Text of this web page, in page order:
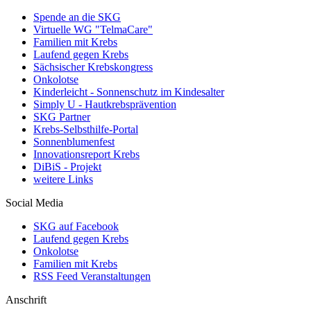
Spende an die SKG
Virtuelle WG "TelmaCare"
Familien mit Krebs
Laufend gegen Krebs
Sächsischer Krebskongress
Onkolotse
Kinderleicht - Sonnenschutz im Kindesalter
Simply U - Hautkrebsprävention
SKG Partner
Krebs-Selbsthilfe-Portal
Sonnenblumenfest
Innovationsreport Krebs
DiBiS - Projekt
weitere Links
Social Media
SKG auf Facebook
Laufend gegen Krebs
Onkolotse
Familien mit Krebs
RSS Feed Veranstaltungen
Anschrift